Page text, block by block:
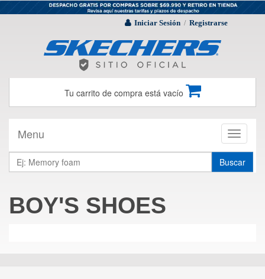
Iniciar Sesión / Registrarse
Tu carrito de compra está vacío
Toggle
Menu
Buscar
BOY'S SHOES